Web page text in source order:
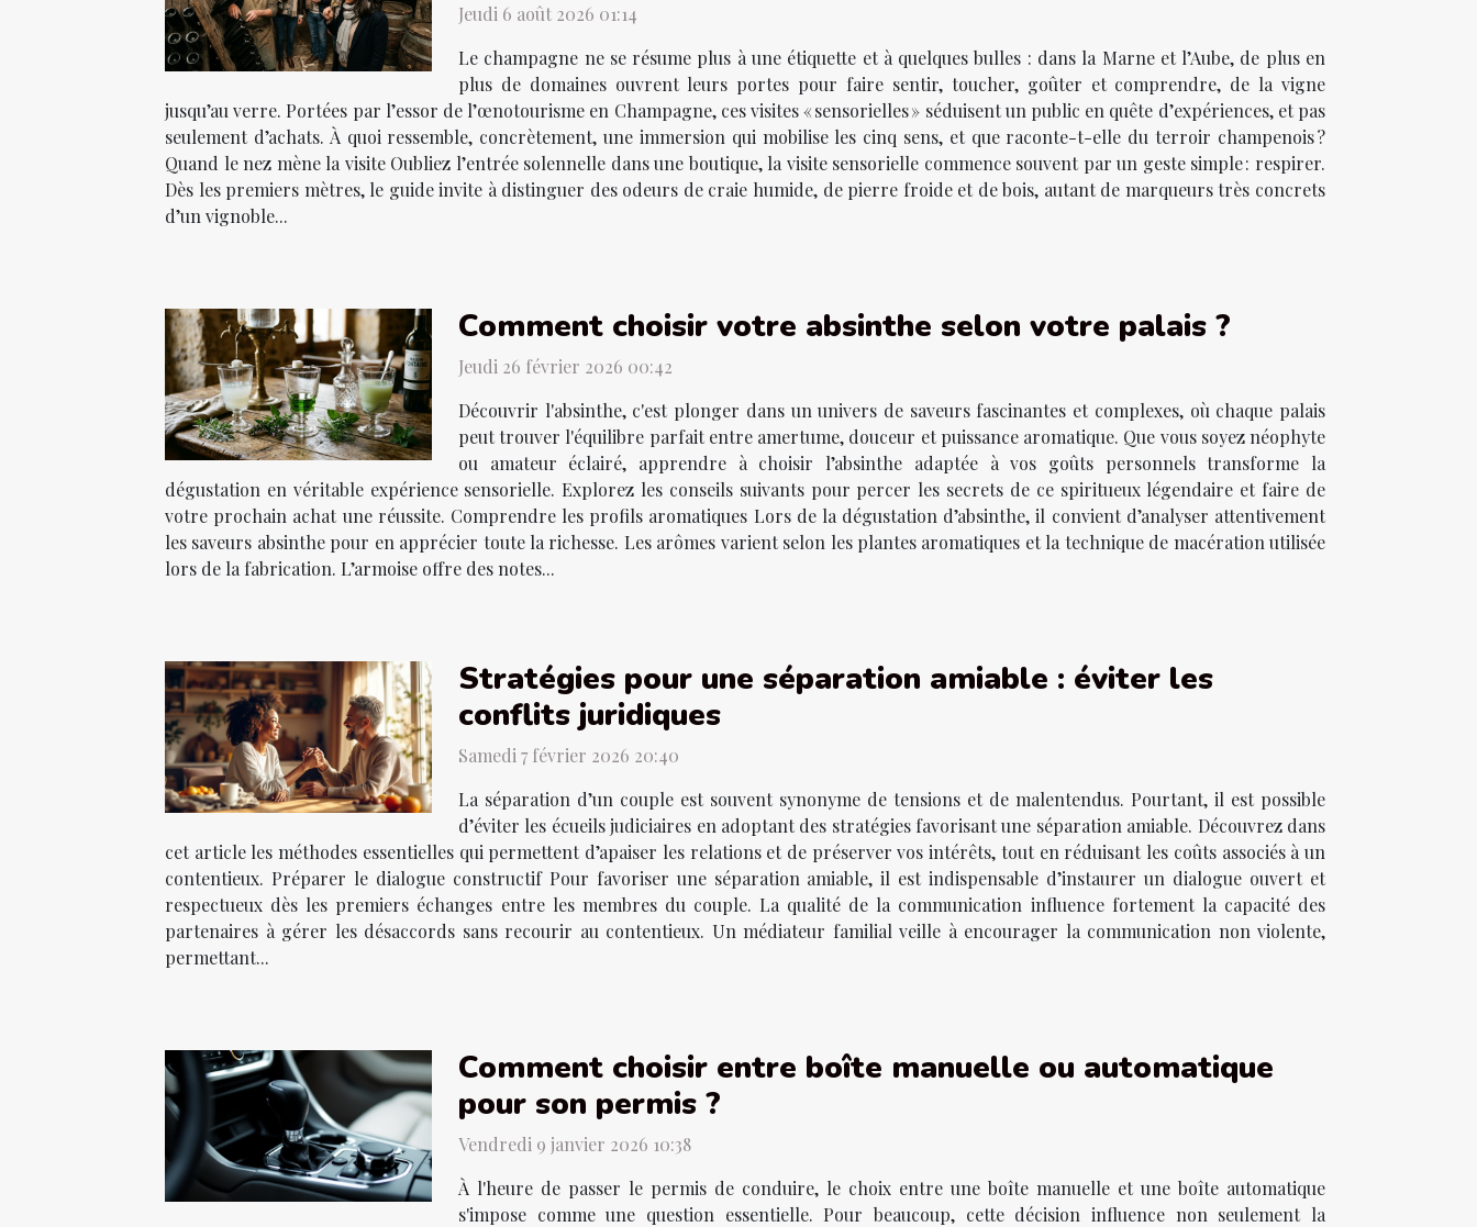
Jeudi 6 août 2026 01:14
Le champagne ne se résume plus à une étiquette et à quelques bulles : dans la Marne et l’Aube, de plus en
plus de domaines ouvrent leurs portes pour faire sentir, toucher, goûter et comprendre, de la vigne
jusqu’au verre. Portées par l’essor de l’œnotourisme en Champagne, ces visites « sensorielles » séduisent un public en quête d’expériences, et pas
seulement d’achats. À quoi ressemble, concrètement, une immersion qui mobilise les cinq sens, et que raconte-t-elle du terroir champenois ?
Quand le nez mène la visite Oubliez l’entrée solennelle dans une boutique, la visite sensorielle commence souvent par un geste simple : respirer.
Dès les premiers mètres, le guide invite à distinguer des odeurs de craie humide, de pierre froide et de bois, autant de marqueurs très concrets
d’un vignoble...
Comment choisir votre absinthe selon votre palais ?
Jeudi 26 février 2026 00:42
Découvrir l'absinthe, c'est plonger dans un univers de saveurs fascinantes et complexes, où chaque palais
peut trouver l'équilibre parfait entre amertume, douceur et puissance aromatique. Que vous soyez néophyte
ou amateur éclairé, apprendre à choisir l’absinthe adaptée à vos goûts personnels transforme la
dégustation en véritable expérience sensorielle. Explorez les conseils suivants pour percer les secrets de ce spiritueux légendaire et faire de
votre prochain achat une réussite. Comprendre les profils aromatiques Lors de la dégustation d’absinthe, il convient d’analyser attentivement
les saveurs absinthe pour en apprécier toute la richesse. Les arômes varient selon les plantes aromatiques et la technique de macération utilisée
lors de la fabrication. L’armoise offre des notes...
Stratégies pour une séparation amiable : éviter les
conflits juridiques
Samedi 7 février 2026 20:40
La séparation d’un couple est souvent synonyme de tensions et de malentendus. Pourtant, il est possible
d’éviter les écueils judiciaires en adoptant des stratégies favorisant une séparation amiable. Découvrez dans
cet article les méthodes essentielles qui permettent d’apaiser les relations et de préserver vos intérêts, tout en réduisant les coûts associés à un
contentieux. Préparer le dialogue constructif Pour favoriser une séparation amiable, il est indispensable d’instaurer un dialogue ouvert et
respectueux dès les premiers échanges entre les membres du couple. La qualité de la communication influence fortement la capacité des
partenaires à gérer les désaccords sans recourir au contentieux. Un médiateur familial veille à encourager la communication non violente,
permettant...
Comment choisir entre boîte manuelle ou automatique
pour son permis ?
Vendredi 9 janvier 2026 10:38
À l'heure de passer le permis de conduire, le choix entre une boîte manuelle et une boîte automatique
s'impose comme une question essentielle. Pour beaucoup, cette décision influence non seulement la